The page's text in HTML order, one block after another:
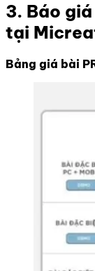
3. Báo
tại
Bảng giá bài